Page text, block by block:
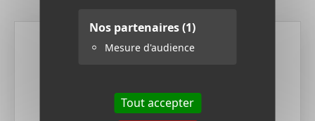
Nos partenaires(1)
Mesure d'audience
Tout accepter